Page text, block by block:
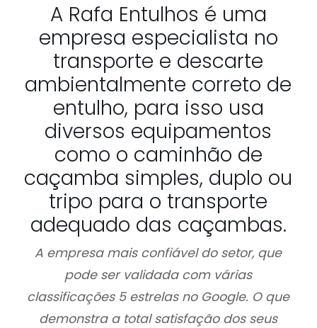
A Rafa Entulhos é uma
empresa especialista no
transporte e descarte
ambientalmente correto de
entulho, para isso usa
diversos equipamentos
como o caminhão de
caçamba simples, duplo ou
tripo para o transporte
adequado das caçambas.
A empresa mais confiável do setor, que
pode ser validada com várias
classificações 5 estrelas no Google. O que
demonstra a total satisfação dos seus